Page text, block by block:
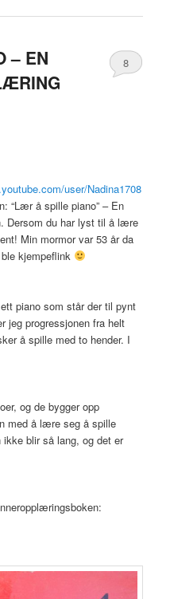
– EN
8
user/Nadina1708
“Lær å spille piano” – En
Dersom du har lyst til å lære
Min mormor var 53 år da
kjempeflink
piano som står der til pynt
jeg progressjonen fra helt
å spille med to hender. I
og de bygger opp
med å lære seg å spille
blir så lang, og det er